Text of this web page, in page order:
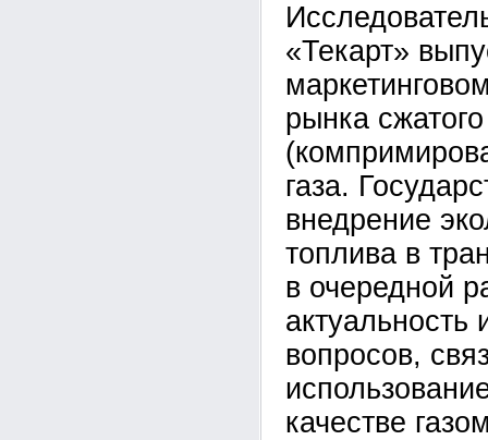
«Текарт»
рынка сжатого
газа.
внедрение
топлива в
в очередной
актуальность
вопросов,
качестве